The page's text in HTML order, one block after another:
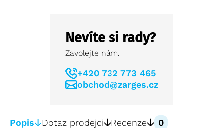
Nevíte si rady?
Zavolejte nám.
+420 732 773 465
obchod@zarges.cz
Popis Dotaz prodejci Recenze 0